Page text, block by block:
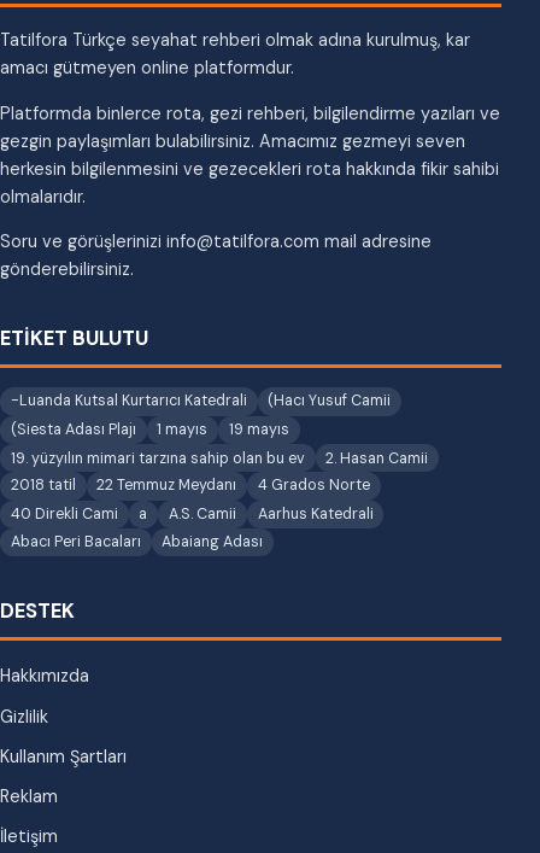
Tatilfora Türkçe seyahat rehberi olmak adına kurulmuş, kar
amacı gütmeyen online platformdur.
Platformda binlerce rota, gezi rehberi, bilgilendirme yazıları ve
gezgin paylaşımları bulabilirsiniz. Amacımız gezmeyi seven
herkesin bilgilenmesini ve gezecekleri rota hakkında fikir sahibi
olmalarıdır.
Soru ve görüşlerinizi info@tatilfora.com mail adresine
gönderebilirsiniz.
ETİKET BULUTU
-Luanda Kutsal Kurtarıcı Katedrali
(Hacı Yusuf Camii
(Siesta Adası Plajı
1 mayıs
19 mayıs
19. yüzyılın mimari tarzına sahip olan bu ev
2. Hasan Camii
2018 tatil
22 Temmuz Meydanı
4 Grados Norte
40 Direkli Cami
a A.S. Camii
Aarhus Katedrali
Abacı Peri Bacaları
Abaiang Adası
DESTEK
Hakkımızda
Gizlilik
Kullanım Şartları
Reklam
İletişim